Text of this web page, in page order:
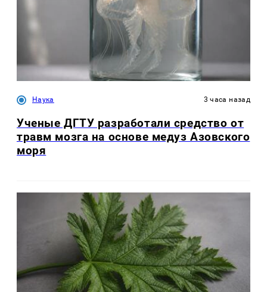
Наука 3 часа назад
Ученые ДГТУ разработали средство от
травм мозга на основе медуз Азовского
моря